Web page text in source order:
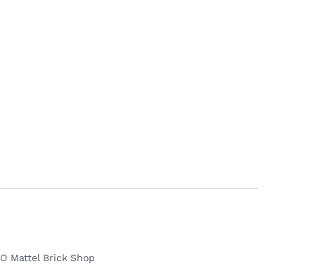
O Mattel Brick Shop